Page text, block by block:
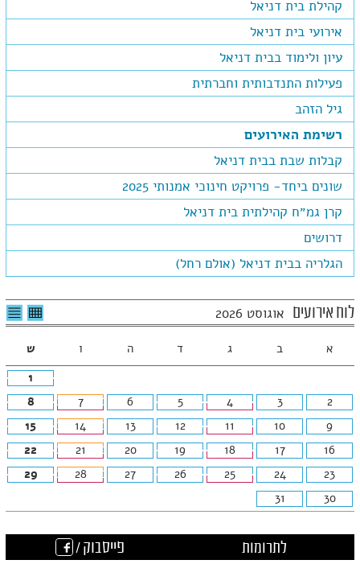
קהילת בית דניאל
אירועי בית דניאל
עיון ולימוד בבית דניאל
פעילות התנדבותית וחברתית
גיל הזהב
רשימת האירועים
קבלות שבת בבית דניאל
שונים ביחד- פרויקט חינוכי אמנותי 2025
קרן גמ״ח קהילתית בית דניאל
דרושים
הגלריה בבית דניאל (אולם רחל)
לוח אירועים אוגוסט 2026 לצפיה
בטבלה
א ב ג ד ה ו
ש
1
2
3
4
5
6
7
8
9
10
11
12
13
14
15
16
17
18
19
20
21
22
23
24
25
26
27
28
29
30
31
לתרומות פייסבוק /